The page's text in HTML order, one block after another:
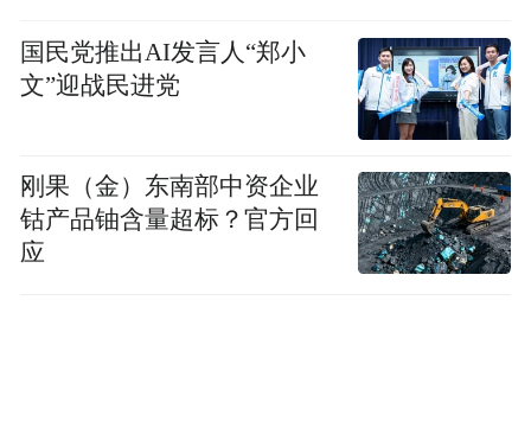
国民党推出AI发言人“郑小
文”迎战民进党
刚果（金）东南部中资企业
钴产品铀含量超标？官方回
应